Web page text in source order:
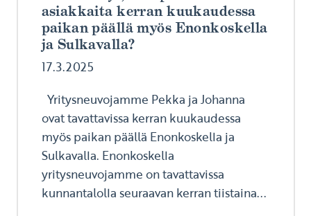
asiakkaita kerran kuukaudessa
paikan päällä myös Enonkoskella
ja Sulkavalla?
17.3.2025
Yritysneuvojamme Pekka ja Johanna
ovat tavattavissa kerran kuukaudessa
myös paikan päällä Enonkoskella ja
Sulkavalla. Enonkoskella
yritysneuvojamme on tavattavissa
kunnantalolla seuraavan kerran tiistaina...